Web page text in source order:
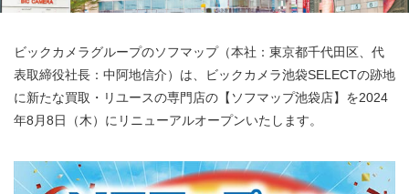
ビックカメラグループのソフマップ（本社：東京都千代田区、代
表取締役社長：中阿地信介）は、ビックカメラ池袋SELECTの跡地
に新たな買取・リユースの専門店の【ソフマップ池袋店】を2024
年8月8日（木）にリニューアルオープンいたします。